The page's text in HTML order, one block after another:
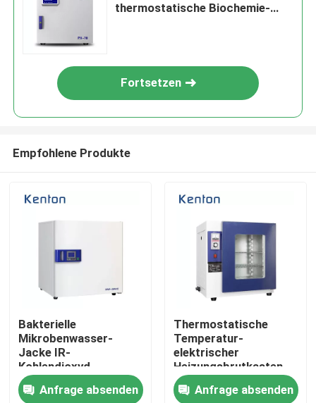
thermostatische Biochemie-
Fortsetzen
Empfohlene Produkte
Bakterielle
Mikrobenwasser-
Jacke IR-
Kohlendioxyd-
Zellbrutkasten-
Laborausstattung
Anfrage absenden
Thermostatische
Temperatur-
elektrischer
Heizungsbrutkasten
für Labor
Anfrage absenden